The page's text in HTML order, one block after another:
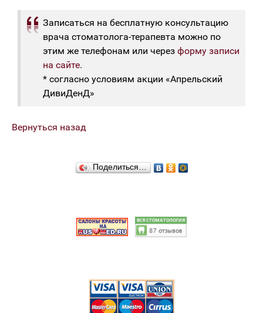
Записаться на бесплатную консультацию
врача стоматолога-терапевта можно по
этим же телефонам или через форму записи
на сайте.
* согласно условиям акции «Апрельский
ДивиДенД»
Вернуться назад
Поделиться…